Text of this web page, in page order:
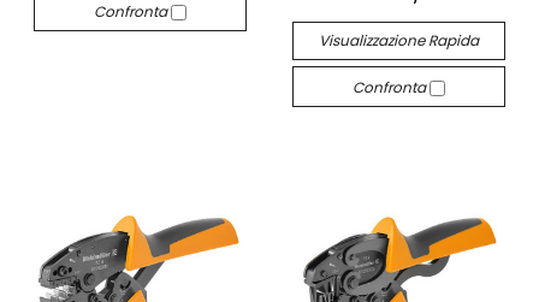
Confronta
Visualizzazione Rapida
Confronta